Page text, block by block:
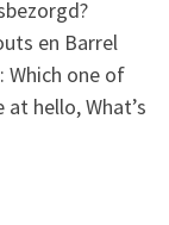
en Barrel
Which one of
hello, What’s